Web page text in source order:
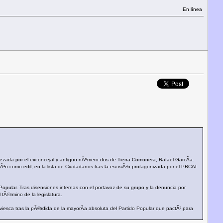
En línea
por el exconcejal y antiguo nÃºmero dos de Tierra Comunera, Rafael GarcÃ­a.
como edil, en la lista de Ciudadanos tras la escisiÃ³n protagonizada por el PRCAL
Tras disensiones internas con el portavoz de su grupo y la denuncia por
de la legislatura.
tras la pÃ©rdida de la mayorÃ­a absoluta del Partido Popular que pactÃ³ para